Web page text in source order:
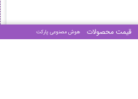
قیمت محصولات هوش مصنوعی پارکت